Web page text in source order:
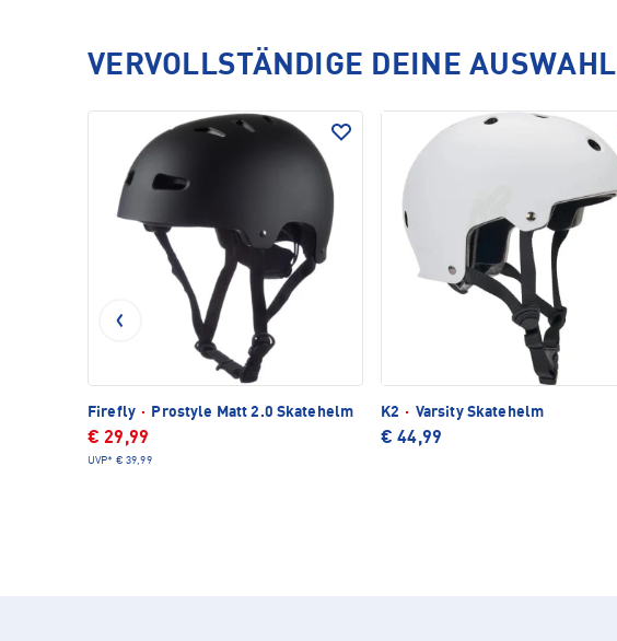
VERVOLLSTÄNDIGE DEINE AUSWAHL
Firefly · Prostyle Matt 2.0 Skatehelm
€ 29,99
UVP* € 39,99
K2 · Varsity Skatehelm
€ 44,99